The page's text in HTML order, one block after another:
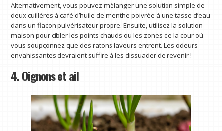
Alternativement, vous pouvez mélanger une solution simple de
deux cuillères à café d’huile de menthe poivrée à une tasse d’eau
dans un flacon pulvérisateur propre. Ensuite, utilisez la solution
maison pour cibler les points chauds ou les zones de la cour où
vous soupçonnez que des ratons laveurs entrent. Les odeurs
envahissantes devraient suffire à les dissuader de revenir !
4. Oignons et ail